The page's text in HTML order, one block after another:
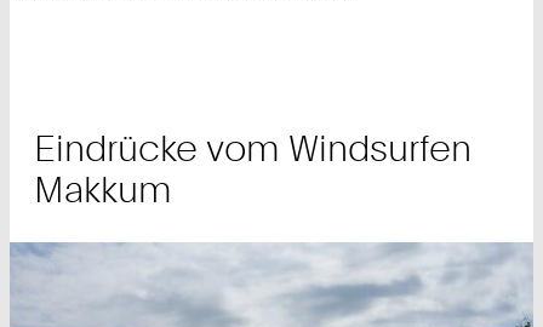
Eindrücke vom Windsurfen
Makkum